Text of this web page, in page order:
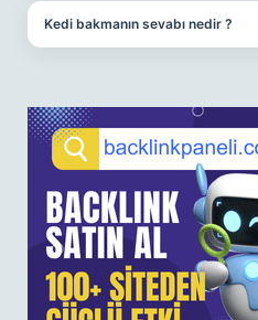
Kedi bakmanın sevabı nedir ?